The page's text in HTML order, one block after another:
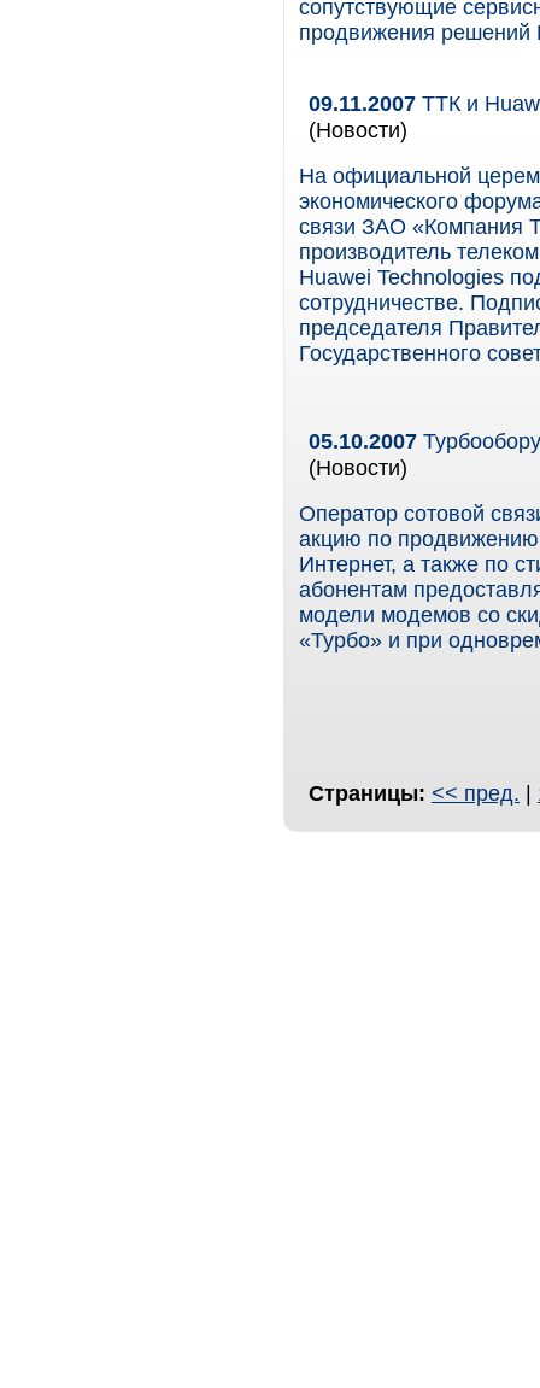
сопутствующие
продвижения решений
09.11.2007 ТТК и
(Новости)
На официальной
экономического
связи ЗАО «Компания
производитель
Huawei Technologies
сотрудничестве.
председателя
Государственного
05.10.2007
(Новости)
Оператор сотовой
акцию по продвижению
Интернет, а также по
абонентам
модели модемов со
«Турбо» и при
Страницы: << пред. |